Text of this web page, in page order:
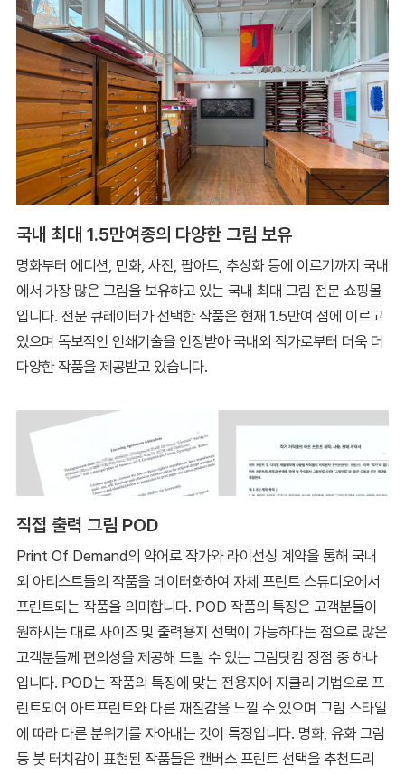
국내 최대 1.5만여종의 다양한 그림 보유
명화부터 에디션, 민화, 사진, 팝아트, 추상화 등에 이르기까지 국내
에서 가장 많은 그림을 보유하고 있는 국내 최대 그림 전문 쇼핑몰
입니다. 전문 큐레이터가 선택한 작품은 현재 1.5만여 점에 이르고
있으며 독보적인 인쇄기술을 인정받아 국내외 작가로부터 더욱 더
다양한 작품을 제공받고 있습니다.
직접 출력 그림 POD
Print Of Demand의 약어로 작가와 라이선싱 계약을 통해 국내
외 아티스트들의 작품을 데이터화하여 자체 프린트 스튜디오에서
프린트되는 작품을 의미합니다. POD 작품의 특징은 고객분들이
원하시는 대로 사이즈 및 출력용지 선택이 가능하다는 점으로 많은
고객분들께 편의성을 제공해 드릴 수 있는 그림닷컴 장점 중 하나
입니다. POD는 작품의 특징에 맞는 전용지에 지클리 기법으로 프
린트되어 아트프린트와 다른 재질감을 느낄 수 있으며 그림 스타일
에 따라 다른 분위기를 자아내는 것이 특징입니다. 명화, 유화 그림
등 붓 터치감이 표현된 작품들은 캔버스 프린트 선택을 추천드리